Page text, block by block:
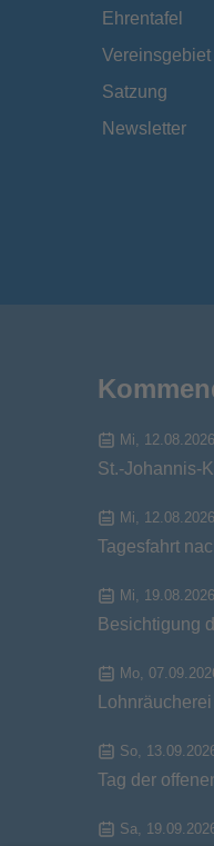
Ehrentafel
Vereinsgebiet
Satzung
Newsletter
Mi, 12.08.2026
St.-Johannis-
Mi, 12.08.2026
Tagesfahrt
Mi, 19.08.2026
Besichtigung
Mo,
So,
Tag der
Sa,